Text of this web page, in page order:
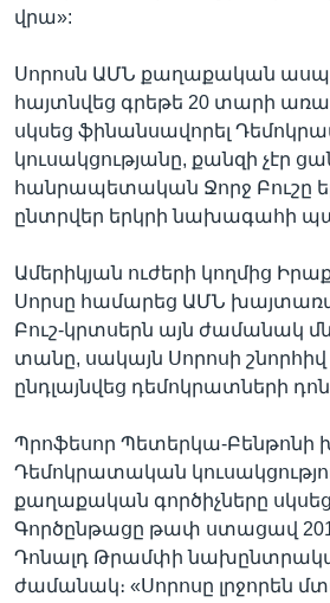
վրա»:
Սորոսն ԱՄՆ քաղաքական
հայտնվեց գրեթե 20 տարի
սկսեց ֆինանսավորել
կուսակցությանը, քանզի չէր
հանրապետական Ջորջ Բուշը
ընտրվեր երկրի նախագահի
Ամերիկյան ուժերի կողմից
Սորսը համարեց ԱՄՆ
Բուշ-կրտսերն այն ժամանակ
տանը, սակայն Սորոսի շնորհիվ
ընդլայնվեց դեմոկրատների
Պրոֆեսոր Պետերկա-Բենթոնի
Դեմոկրատական
քաղաքական գործիչները
Գործընթացը թափ ստացավ
Դոնալդ Թրամփի
ժամանակ։ «Սորոսը լրջորեն